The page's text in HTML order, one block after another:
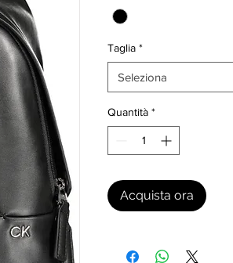
Taglia *
Seleziona
Quantità *
Acquista ora